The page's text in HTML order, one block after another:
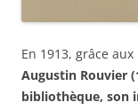
En 1913, grâce
Augustin Rouvier
bibliothèque, son